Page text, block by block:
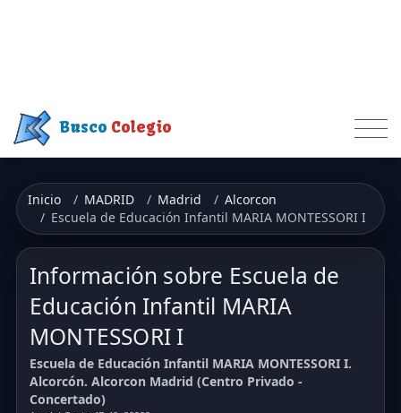
Busco Colegio
Inicio MADRID Madrid
Alcorcon
Escuela de Educación Infantil MARIA MONTESSORI I
Información sobre Escuela de
Educación Infantil MARIA
MONTESSORI I
Escuela de Educación Infantil MARIA MONTESSORI I.
Alcorcón. Alcorcon Madrid (Centro Privado -
Concertado)